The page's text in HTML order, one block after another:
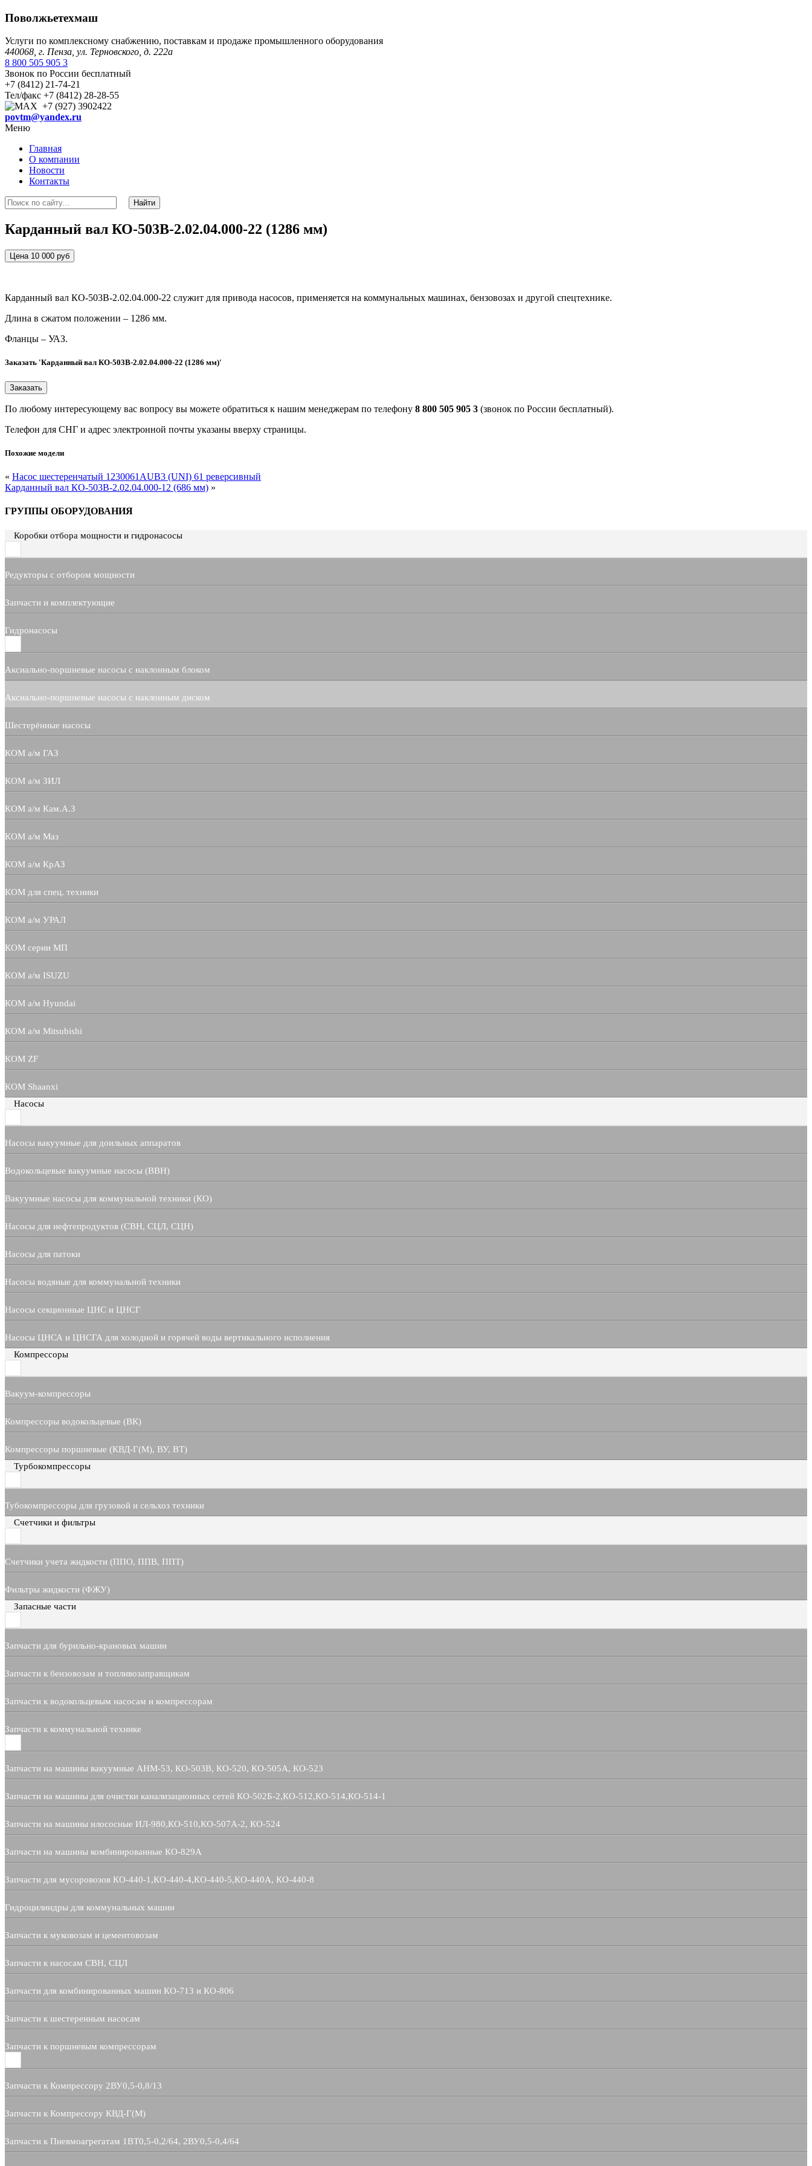
Поволжьетехмаш
Услуги по комплексному снабжению, поставкам и продаже промышленного оборудования
440068, г. Пенза, ул. Терновского, д. 222а
8 800 505 905 3
Звонок по России бесплатный
+7 (8412) 21-74-21
Тел/факс +7 (8412) 28-28-55
+7 (927) 3902422
povtm@yandex.ru
Меню
Главная
О компании
Новости
Контакты
Карданный вал КО-503В-2.02.04.000-22 (1286 мм)
Цена 10 000 руб
Карданный вал КО-503В-2.02.04.000-22 служит для привода насосов, применяется на коммунальных машинах, бензовозах и другой спецтехнике.
Длина в сжатом положении – 1286 мм.
Фланцы – УАЗ.
Заказать 'Карданный вал КО-503В-2.02.04.000-22 (1286 мм)'
По любому интересующему вас вопросу вы можете обратиться к нашим менеджерам по телефону 8 800 505 905 3 (звонок по России бесплатный).
Телефон для СНГ и адрес электронной почты указаны вверху страницы.
Похожие модели
« Насос шестеренчатый 1230061AUB3 (UNI) 61 реверсивный
Карданный вал КО-503В-2.02.04.000-12 (686 мм) »
ГРУППЫ ОБОРУДОВАНИЯ
Коробки отбора мощности и гидронасосы
Редукторы с отбором мощности
Запчасти и комплектующие
Гидронасосы
Аксиально-поршневые насосы с наклонным блоком
Аксиально-поршневые насосы с наклонным диском
Шестерённые насосы
КОМ а/м ГАЗ
КОМ а/м ЗИЛ
КОМ а/м Кам.А.З
КОМ а/м Маз
КОМ а/м КрАЗ
КОМ для спец. техники
КОМ а/м УРАЛ
КОМ серии МП
КОМ а/м ISUZU
КОМ а/м Hyundai
КОМ а/м Mitsubishi
КОМ ZF
КОМ Shaanxi
Насосы
Насосы вакуумные для доильных аппаратов
Водокольцевые вакуумные насосы (ВВН)
Вакуумные насосы для коммунальной техники (КО)
Насосы для нефтепродуктов (СВН, СЦЛ, СЦН)
Насосы для патоки
Насосы водяные для коммунальной техники
Насосы секционные ЦНС и ЦНСГ
Насосы ЦНСА и ЦНСГА для холодной и горячей воды вертикального исполнения
Компрессоры
Вакуум-компрессоры
Компрессоры водокольцевые (ВК)
Компрессоры поршневые (КВД-Г(М), ВУ, ВТ)
Турбокомпрессоры
Тубокомпрессоры для грузовой и сельхоз техники
Счетчики и фильтры
Счетчики учета жидкости (ППО, ППВ, ППТ)
Фильтры жидкости (ФЖУ)
Запасные части
Запчасти для бурильно-крановых машин
Запчасти к бензовозам и топливозаправщикам
Запчасти к водокольцевым насосам и компрессорам
Запчасти к коммунальной технике
Запчасти на машины вакуумные АНМ-53, КО-503В, КО-520, КО-505А, КО-523
Запчасти на машины для очистки канализационных сетей КО-502Б-2,КО-512,КО-514,КО-514-1
Запчасти на машины илососные ИЛ-980,КО-510,КО-507А-2, КО-524
Запчасти на машины комбинированные КО-829А
Запчасти для мусоровозов КО-440-1,КО-440-4,КО-440-5,КО-440А, КО-440-8
Гидроцилиндры для коммунальных машин
Запчасти к муковозам и цементовозам
Запчасти к насосам СВН, СЦЛ
Запчасти для комбинированных машин КО-713 и КО-806
Запчасти к шестеренным насосам
Запчасти к поршневым компрессорам
Запчасти к Компрессору 2ВУ0,5-0,8/13
Запчасти к Компрессору КВД-Г(М)
Запчасти к Пневмоагрегатам 1ВТ0,5-0,2/64, 2ВУ0,5-0,4/64